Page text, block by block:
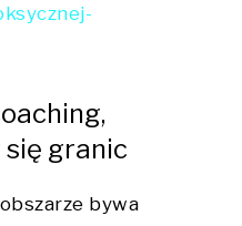
się granic
bywa